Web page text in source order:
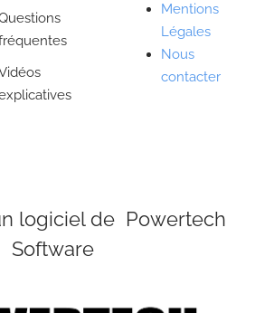
Mentions
Légales
Nous
contacter
logiciel de Powertech
Software